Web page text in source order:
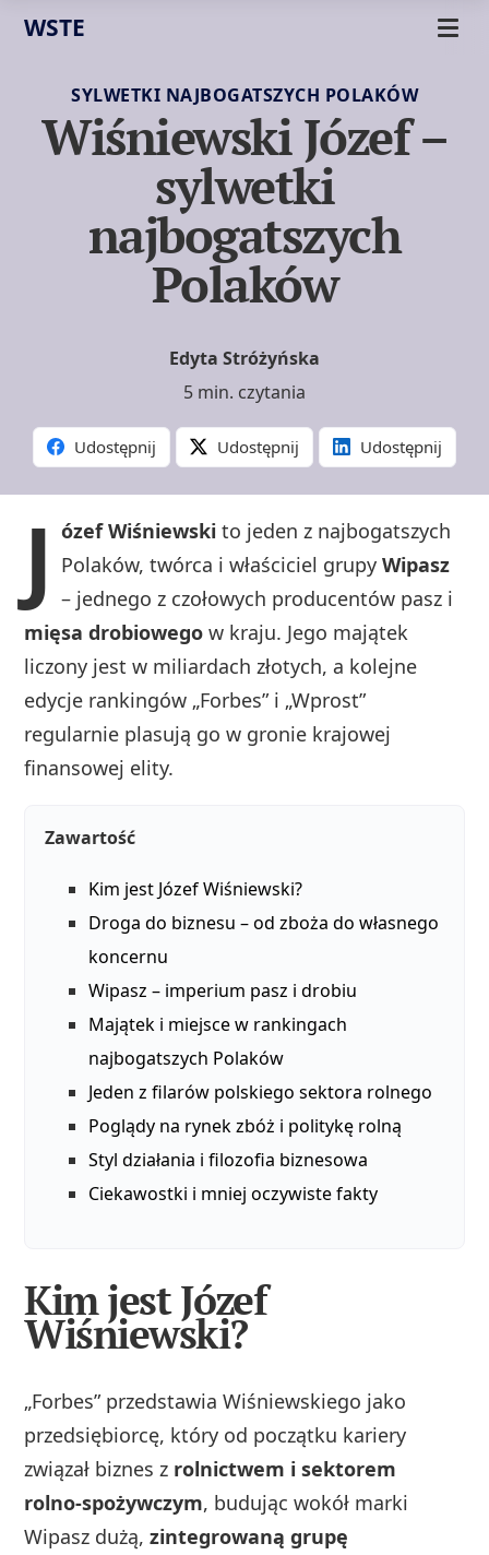
WSTE
SYLWETKI NAJBOGATSZYCH POLAKÓW
Wiśniewski Józef –
sylwetki
najbogatszych
Polaków
Edyta Stróżyńska
5 min. czytania
Udostępnij Udostępnij Udostępnij
J ózef Wiśniewski to jeden z najbogatszych
Polaków, twórca i właściciel grupyWipasz
– jednego z czołowych producentów pasz i
mięsa drobiowego w kraju. Jego majątek
liczony jest w miliardach złotych, a kolejne
edycje rankingów „Forbes” i „Wprost”
regularnie plasują go w gronie krajowej
finansowej elity.
Zawartość
Kim jest Józef Wiśniewski?
Droga do biznesu – od zboża do własnego
koncernu
Wipasz – imperium pasz i drobiu
Majątek i miejsce w rankingach
najbogatszych Polaków
Jeden z filarów polskiego sektora rolnego
Poglądy na rynek zbóż i politykę rolną
Styl działania i filozofia biznesowa
Ciekawostki i mniej oczywiste fakty
Kim jest Józef
Wiśniewski?
„Forbes” przedstawia Wiśniewskiego jako
przedsiębiorcę, który od początku kariery
związał biznes z rolnictwem i sektorem
rolno‑spożywczym, budując wokół marki
Wipasz dużą,zintegrowaną grupę